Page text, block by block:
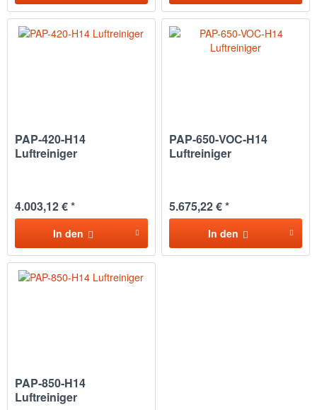
PAP-420-H14
Luftreiniger
4.003,12 € *
In den
PAP-650-VOC-H14
Luftreiniger
5.675,22 € *
In den
PAP-850-H14
Luftreiniger